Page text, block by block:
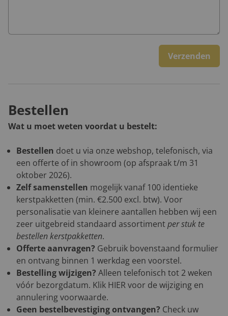
Verzenden
Bestellen
Wat u moet weten voordat u bestelt:
Bestellen doet u via onze webshop, telefonisch, via
een offerte of in showroom (op afspraak t/m 31
oktober 2026).
Zelf samenstellen mogelijk vanaf 100 identieke
kerstpakketten (min. €2.500 excl. btw). Voor
personalisatie van kleinere aantallen hebben wij een
zeer uitgebreid standaard assortimentper stuk te
bestellen kerstpakketten.
Offerte aanvragen? Gebruik bovenstaand formulier
en ontvang binnen 1 werkdag een voorstel.
Bestelling wijzigen? Alleen telefonisch tot 2 weken
vóór bezorgdatum. Klik HIERvoor de wijziging en
annulering voorwaarde.
Geen bestelbevestiging ontvangen? Check uw